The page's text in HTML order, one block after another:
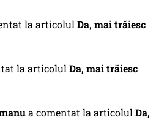
la articolulDa, mai trăiesc
la articolulDa, mai trăiesc
a comentat la articolulDa,